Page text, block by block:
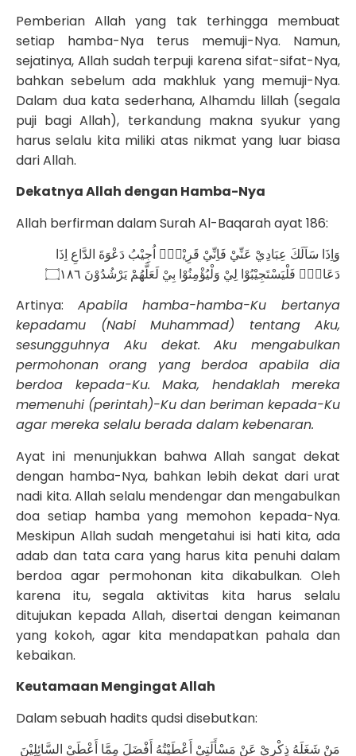
Pemberian Allah yang tak terhingga membuat
setiap hamba-Nya terus memuji-Nya. Namun,
sejatinya, Allah sudah terpuji karena sifat-sifat-Nya,
bahkan sebelum ada makhluk yang memuji-Nya.
Dalam dua kata sederhana, Alhamdu lillah (segala
puji bagi Allah), terkandung makna syukur yang
harus selalu kita miliki atas nikmat yang luar biasa
dari Allah.
Dekatnya Allah dengan Hamba-Nya
Allah berfirman dalam Surah Al-Baqarah ayat 186:
وَاِذَا سَاَلَكَ عِبَادِيْ عَنِّيْ فَاِنِّيْ قَرِيْبٌۗ اُجِيْبُ دَعْوَةَ الدَّاعِ اِذَا
دَعَانِۙ فَلْيَسْتَجِيْبُوْا لِيْ وَلْيُؤْمِنُوْا بِيْ لَعَلَّهُمْ يَرْشُدُوْنَ ۝١٨٦
Artinya: Apabila hamba-hamba-Ku bertanya
kepadamu (Nabi Muhammad) tentang Aku,
sesungguhnya Aku dekat. Aku mengabulkan
permohonan orang yang berdoa apabila dia
berdoa kepada-Ku. Maka, hendaklah mereka
memenuhi (perintah)-Ku dan beriman kepada-Ku
agar mereka selalu berada dalam kebenaran.
Ayat ini menunjukkan bahwa Allah sangat dekat
dengan hamba-Nya, bahkan lebih dekat dari urat
nadi kita. Allah selalu mendengar dan mengabulkan
doa setiap hamba yang memohon kepada-Nya.
Meskipun Allah sudah mengetahui isi hati kita, ada
adab dan tata cara yang harus kita penuhi dalam
berdoa agar permohonan kita dikabulkan. Oleh
karena itu, segala aktivitas kita harus selalu
ditujukan kepada Allah, disertai dengan keimanan
yang kokoh, agar kita mendapatkan pahala dan
kebaikan.
Keutamaan Mengingat Allah
Dalam sebuah hadits qudsi disebutkan:
مَنْ شَغَلَهُ ذِكْرِيْ عَنْ مَسْأَلَتِيْ أَعْطَيْتُهُ أَفْضَلَ مِمَّا أَعْطَيْ السَّائِلِيْنَ